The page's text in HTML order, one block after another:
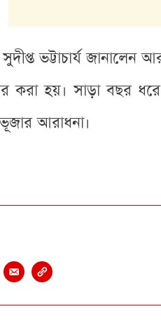
সুদীপ্ত ভট্টাচার্য
হয়। সাড়া বছর ধরে
আরাধনা।